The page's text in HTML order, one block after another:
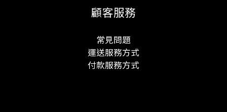
顧客服務
常見問題
運送服務方式
付款服務方式